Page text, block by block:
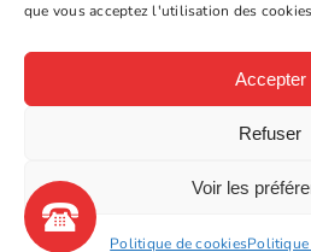
que vous acceptez l'utilisation des
Accepter
Refuser
Voir les
Politique de cookies
Mentions
CGV